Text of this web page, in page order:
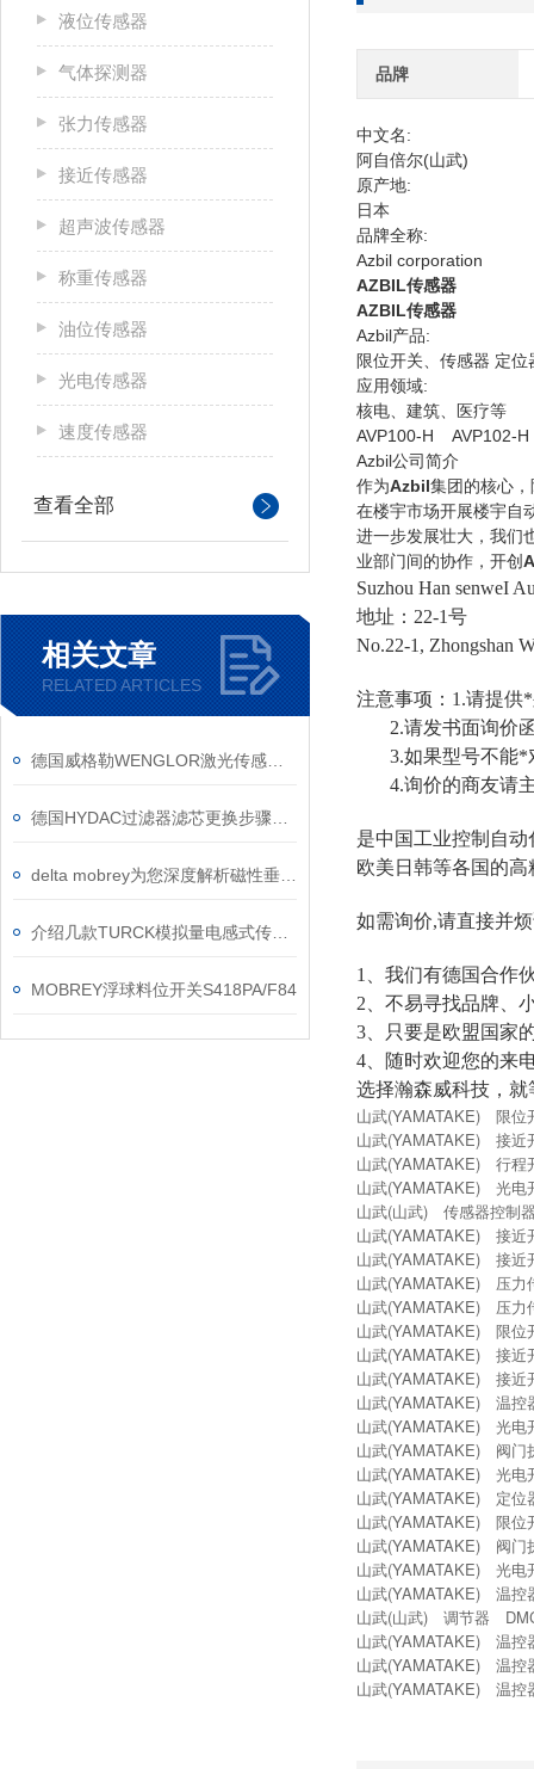
液位传感器
气体探测器
张力传感器
接近传感器
超声波传感器
称重传感器
油位传感器
光电传感器
速度传感器
查看全部
相关文章
RELATED ARTICLES
MOBREY浮球料位开关S418PA/F84
品牌
中文名:
阿自倍尔(山武)
原产地:
日本
品牌全称:
Azbil corporation
AZBIL传感器
AZBIL传感器
Azbil产品:
限位开关、传感器 定
应用领域:
核电、建筑、医疗等
AVP100-H AVP102-H
Azbil公司简介
作为Azbil集团的核心
在楼宇市场开展楼宇自
进一步发展壮大，我们
业部门间的协作，开创
Suzhou Han senweI
地址：22-1号
No.22-1, Zhongshan
注意事项：1.请提供
2.请发书面询价函
3.如果型号不能*
4.询价的商友请主
是中国工业控制自
欧美日韩等各国的高
如需询价,请直接并
1、我们有德国合作
2、不易寻找品牌、
3、只要是欧盟国家
4、随时欢迎您的来
选择瀚森威科技 ， 就
山武(YAMATAKE) 限
山武(YAMATAKE) 接
山武(YAMATAKE) 行程
山武(YAMATAKE) 光
山武(山武) 传感器控制
山武(YAMATAKE) 接
山武(YAMATAKE) 接
山武(YAMATAKE) 压
山武(YAMATAKE) 压
山武(YAMATAKE) 限位
山武(YAMATAKE) 接
山武(YAMATAKE) 接近
山武(YAMATAKE) 温控
山武(YAMATAKE) 光
山武(YAMATAKE) 阀
山武(YAMATAKE) 光
山武(YAMATAKE) 定
山武(YAMATAKE) 限
山武(YAMATAKE) 阀
山武(YAMATAKE) 光
山武(YAMATAKE) 温控
山武(山武) 调节器
山武(YAMATAKE) 温
山武(YAMATAKE) 温控
山武(YAMATAKE) 温